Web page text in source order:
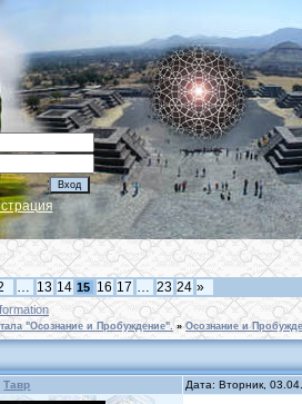
… 13 14 15 16 17 … 23 24 »
"Осознание и Пробуждение". » Осознание и
Тавр Дата: Вторник,